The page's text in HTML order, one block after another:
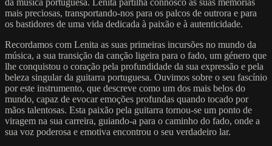
mais preciosas, transportando-nos para os palcos de outrora e para
os bastidores de uma vida dedicada à paixão e à autenticidade.
Recordamos com Lenita as suas primeiras incursões no mundo da
música, a sua transição da canção ligeira para o fado, um género que
lhe conquistou o coração pela profundidade da sua expressão e pela
beleza singular da guitarra portuguesa. Ouvimos sobre o seu fascínio
por este instrumento, que descreve como um dos mais belos do
mundo, capaz de evocar emoções profundas quando tocado por
mãos talentosas. Esta paixão pela guitarra tornou-se um ponto de
viragem na sua carreira, guiando-a para o caminho do fado, onde a
sua voz poderosa e emotiva encontrou o seu verdadeiro lar.